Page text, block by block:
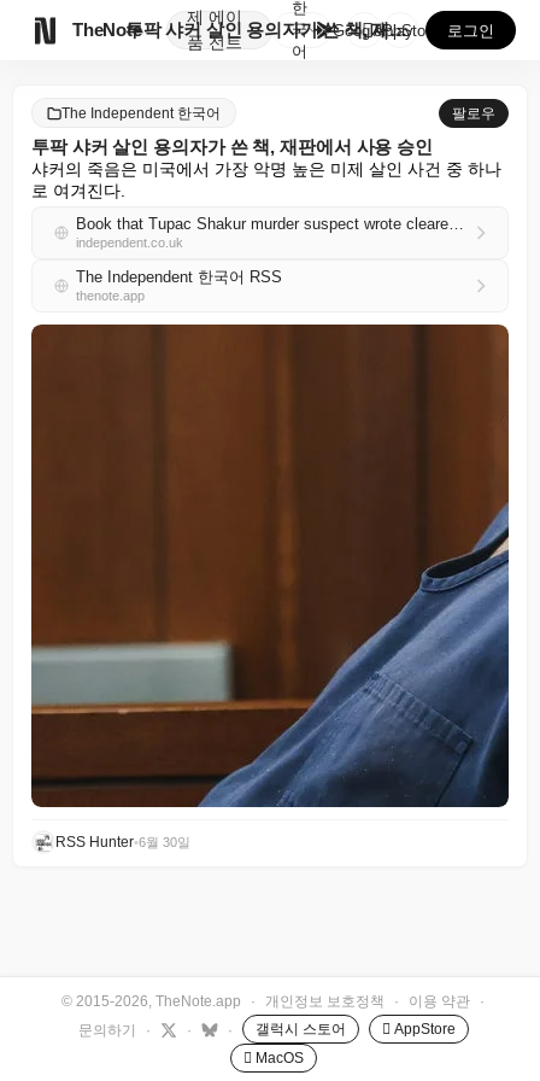
TheNote
제
품
에이
전트
투팍 샤커 살인 용의자가 쓴 책, 재판에서 사용 승인
한
국
어
GooglePlay
AppStore 로그인
The Independent 한국어 팔로우
투팍 샤커 살인 용의자가 쓴 책, 재판에서 사용 승인
샤커의 죽음은 미국에서 가장 악명 높은 미제 살인 사건 중 하나
로 여겨진다.
Book that Tupac Shakur murder suspect wrote cleared to be used during trial
independent.co.uk
The Independent 한국어 RSS
thenote.app
RSS Hunter•6월 30일
© 2015-2026, TheNote.app · 개인정보 보호정책 · 이용 약관
·
문의하기
· · · 갤럭시 스토어
 AppStore
 MacOS